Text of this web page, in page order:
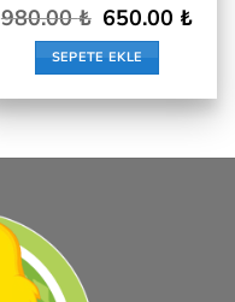
5
üzerinden
4.75oy
aldı
980.00₺ Orijinal
fiyat:
980.00 ₺.
650.00 ₺
SEPETE EKLE